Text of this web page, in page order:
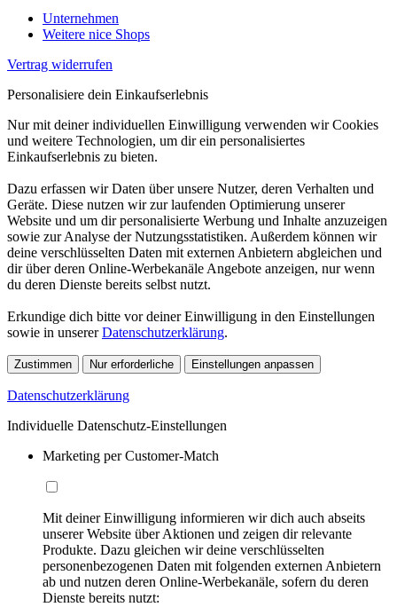
Unternehmen
Weitere nice Shops
Vertrag widerrufen
Personalisiere dein Einkaufserlebnis
Nur mit deiner individuellen Einwilligung verwenden wir Cookies
und weitere Technologien, um dir ein personalisiertes
Einkaufserlebnis zu bieten.
Dazu erfassen wir Daten über unsere Nutzer, deren Verhalten und
Geräte. Diese nutzen wir zur laufenden Optimierung unserer
Website und um dir personalisierte Werbung und Inhalte anzuzeigen
sowie zur Analyse der Nutzungsstatistiken. Außerdem können wir
deine verschlüsselten Daten mit externen Anbietern abgleichen und
dir über deren Online-Werbekanäle Angebote anzeigen, nur wenn
du deren Dienste bereits selbst nutzt.
Erkundige dich bitte vor deiner Einwilligung in den Einstellungen
sowie in unsererDatenschutzerklärung.
Zustimmen Nur erforderliche Einstellungen anpassen
Datenschutzerklärung
Individuelle Datenschutz-Einstellungen
Marketing per Customer-Match
Mit deiner Einwilligung informieren wir dich auch abseits
unserer Website über Aktionen und zeigen dir relevante
Produkte. Dazu gleichen wir deine verschlüsselten
personenbezogenen Daten mit folgenden externen Anbietern
ab und nutzen deren Online-Werbekanäle, sofern du deren
Dienste bereits nutzt: